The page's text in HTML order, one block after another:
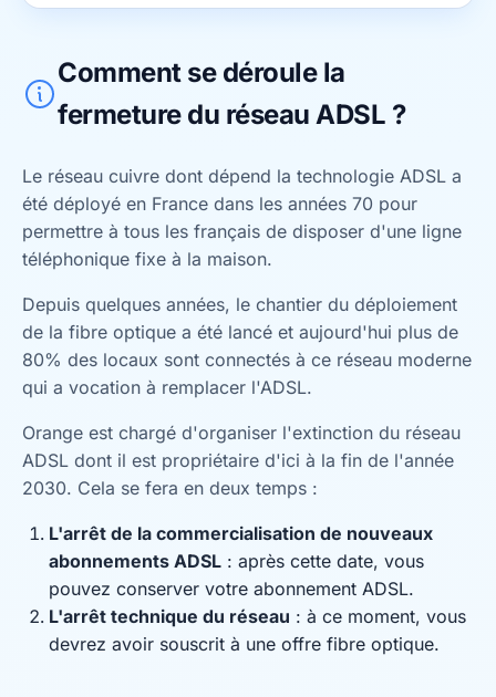
Comment se déroule la
fermeture du réseau ADSL ?
Le réseau cuivre dont dépend la technologie ADSL a
été déployé en France dans les années 70 pour
permettre à tous les français de disposer d'une ligne
téléphonique fixe à la maison.
Depuis quelques années, le chantier du déploiement
de la fibre optique a été lancé et aujourd'hui plus de
80% des locaux sont connectés à ce réseau moderne
qui a vocation à remplacer l'ADSL.
Orange est chargé d'organiser l'extinction du réseau
ADSL dont il est propriétaire d'ici à la fin de l'année
2030. Cela se fera en deux temps :
L'arrêt de la commercialisation de nouveaux
abonnements ADSL : après cette date, vous
pouvez conserver votre abonnement ADSL.
L'arrêt technique du réseau : à ce moment, vous
devrez avoir souscrit à une offre fibre optique.